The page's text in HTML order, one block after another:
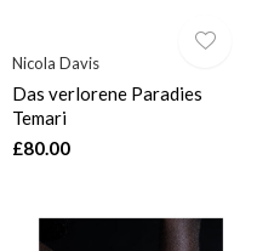
Nicola Davis
Das verlorene Paradies
Temari
£80.00